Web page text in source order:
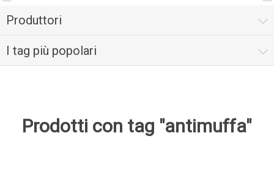
Produttori
I tag più popolari
Prodotti con tag "antimuffa"